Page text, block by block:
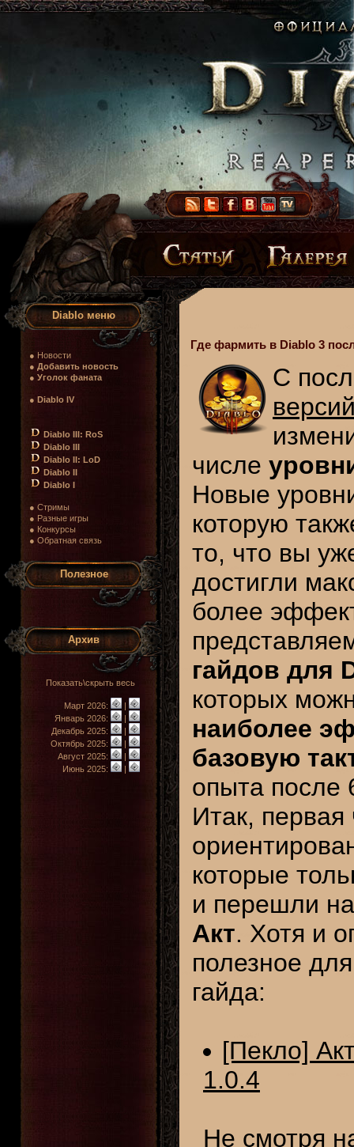
Diablo меню
● Новости
● Добавить новость
● Уголок фаната
● Diablo IV
Diablo III: RoS
Diablo III
Diablo II: LoD
Diablo II
Diablo I
● Стримы
● Разные игры
● Конкурсы
● Обратная связь
Полезное
Архив
Показать\скрыть весь
Март 2026:
|
Январь 2026:
|
Декабрь 2025:
|
Октябрь 2025:
|
Август 2025:
|
Июнь 2025:
|
Где фармить в Diablo 3
С
числе
Новые
которую
то, что вы
достигли
более
гайдов для
которых
наиболее
базовую
опыта после
Итак, первая
которые
и перешли
Акт. Хотя и
полезное
гайда:
[Пекло]
1.0.4
Не смотря